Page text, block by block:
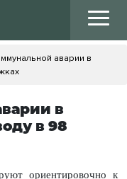
аварии в
в
в 98
ориентировочно к